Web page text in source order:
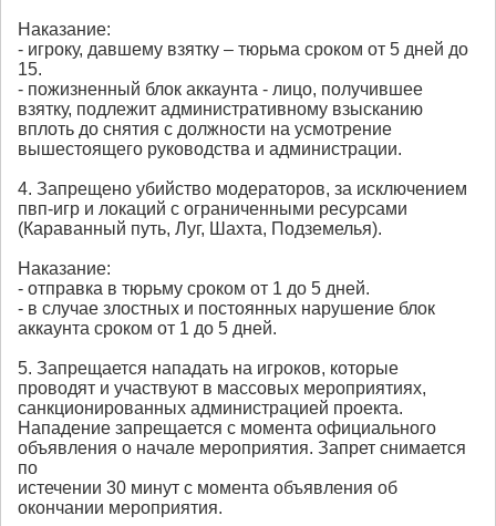
Наказание:
- игроку, давшему взятку – тюрьма сроком от 5 дней до
15.
- пожизненный блок аккаунта - лицо, получившее
взятку, подлежит административному взысканию
вплоть до снятия с должности на усмотрение
вышестоящего руководства и администрации.
4. Запрещено убийство модераторов, за исключением
пвп-игр и локаций с ограниченными ресурсами
(Караванный путь, Луг, Шахта, Подземелья).
Наказание:
- отправка в тюрьму сроком от 1 до 5 дней.
- в случае злостных и постоянных нарушение блок
аккаунта сроком от 1 до 5 дней.
5. Запрещается нападать на игроков, которые
проводят и участвуют в массовых мероприятиях,
санкционированных администрацией проекта.
Нападение запрещается с момента официального
объявления о начале мероприятия. Запрет снимается
по
истечении 30 минут с момента объявления об
окончании мероприятия.